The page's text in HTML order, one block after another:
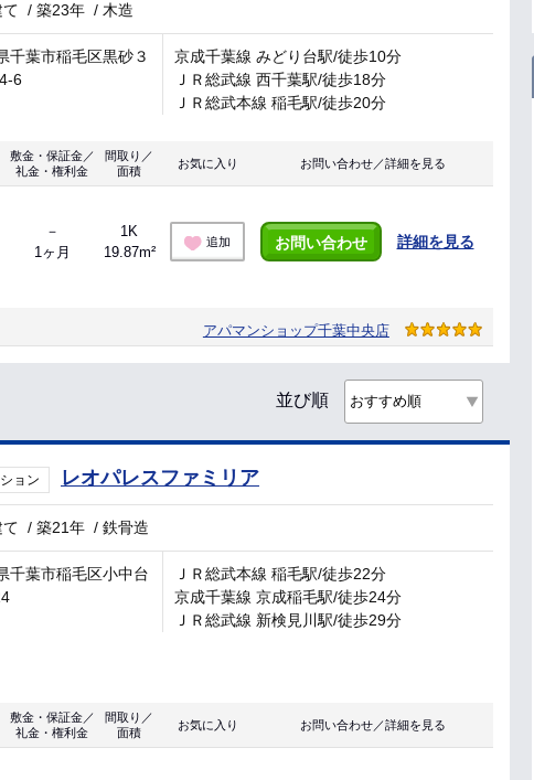
/築23年 / 木造
千葉市稲毛区黒砂３
6
京成千葉線 みどり台駅/徒歩10分
ＪＲ総武線 西千葉駅/徒歩18分
ＪＲ総武本線 稲毛駅/徒歩20分
敷金・保証金／
礼金・権利金
間取り／
面積
お気に入り お問い合わせ／詳細を見る
－
1ヶ月
1K
19.87m²
追加 お問い合わせ 詳細を見る
アパマンショップ千葉中央店
並び順
ョン レオパレスファミリア
/築21年 /鉄骨造
千葉市稲毛区小中台
ＪＲ総武本線 稲毛駅/徒歩22分
京成千葉線 京成稲毛駅/徒歩24分
ＪＲ総武線 新検見川駅/徒歩29分
敷金・保証金／
礼金・権利金
間取り／
面積
お気に入り お問い合わせ／詳細を見る